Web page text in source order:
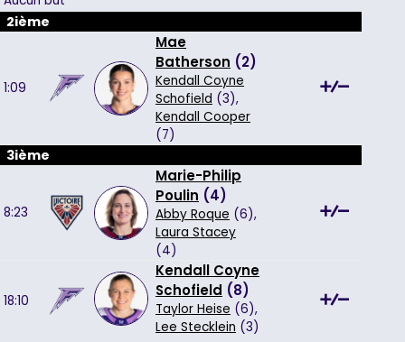
2ième
1:09
Mae
Batherson (2)
Kendall Coyne
Schofield (3),
Kendall Cooper
(7)
3ième
8:23
Marie-Philip
Poulin (4)
Abby Roque (6),
Laura Stacey
(4)
18:10
Kendall Coyne
Schofield (8)
Taylor Heise (6),
Lee Stecklein (3)